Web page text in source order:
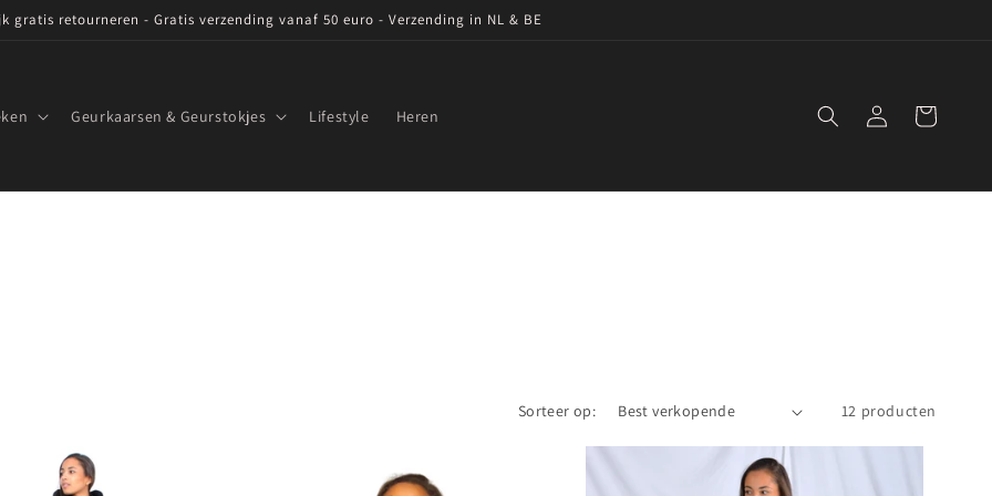
gratis retourneren - Gratis verzending vanaf 50 euro - Verzending in NL & BE
Geurkaarsen & Geurstokjes Lifestyle Heren InloggenWinkelwagen
Sorteer op: 12 producten